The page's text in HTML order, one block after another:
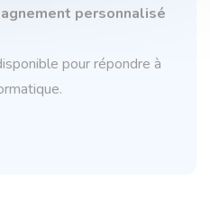
personnalisé
pour répondre à